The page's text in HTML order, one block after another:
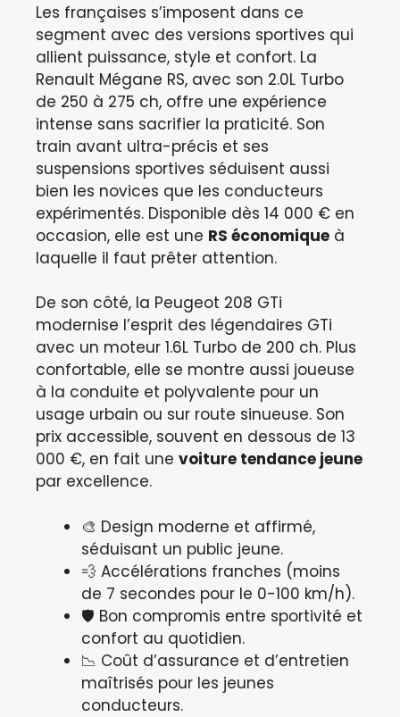
Les françaises s’imposent dans ce
segment avec des versions sportives qui
allient puissance, style et confort. La
Renault Mégane RS, avec son 2.0L Turbo
de 250 à 275 ch, offre une expérience
intense sans sacrifier la praticité. Son
train avant ultra-précis et ses
suspensions sportives séduisent aussi
bien les novices que les conducteurs
expérimentés. Disponible dès 14 000 € en
occasion, elle est une RS économique à
laquelle il faut prêter attention.
De son côté, la Peugeot 208 GTi
modernise l’esprit des légendaires GTi
avec un moteur 1.6L Turbo de 200 ch. Plus
confortable, elle se montre aussi joueuse
à la conduite et polyvalente pour un
usage urbain ou sur route sinueuse. Son
prix accessible, souvent en dessous de 13
000 €, en fait une voiture tendance jeune
par excellence.
🎨 Design moderne et affirmé,
séduisant un public jeune.
💨 Accélérations franches (moins
de 7 secondes pour le 0-100 km/h).
🛡️ Bon compromis entre sportivité et
confort au quotidien.
📉 Coût d’assurance et d’entretien
maîtrisés pour les jeunes
conducteurs.